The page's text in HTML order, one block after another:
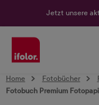
Jetzt unsere
Home Fotobücher
Fotobuch Premium